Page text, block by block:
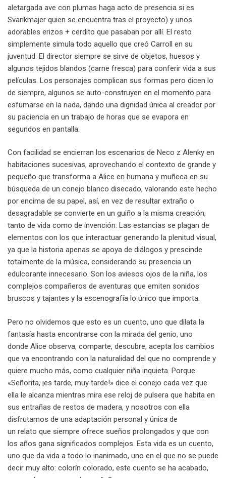
aletargada ave con plumas haga acto de presencia si es
Svankmajer quien se encuentra tras el proyecto) y unos
adorables erizos + cerdito que pasaban por allí. El resto
simplemente simula todo aquello que creó Carroll en su
juventud. El director siempre se sirve de objetos, huesos y
algunos tejidos blandos (carne fresca) para conferir vida a sus
películas. Los personajes complican sus formas pero dicen lo
de siempre, algunos se auto-construyen en el momento para
esfumarse en la nada, dando una dignidad única al creador por
su paciencia en un trabajo de horas que se evapora en
segundos en pantalla.
Con facilidad se encierran los escenarios de Neco z Alenky en
habitaciones sucesivas, aprovechando el contexto de grande y
pequeño que transforma a Alice en humana y muñeca en su
búsqueda de un conejo blanco disecado, valorando este hecho
por encima de su papel, así, en vez de resultar extraño o
desagradable se convierte en un guiño a la misma creación,
tanto de vida como de invención. Las estancias se plagan de
elementos con los que interactuar generando la plenitud visual,
ya que la historia apenas se apoya de diálogos y prescinde
totalmente de la música, considerando su presencia un
edulcorante innecesario. Son los aviesos ojos de la niña, los
complejos compañeros de aventuras que emiten sonidos
bruscos y tajantes y la escenografía lo único que importa.
Pero no olvidemos que esto es un cuento, uno que dilata la
fantasía hasta encontrarse con la mirada del genio, uno
donde Alice observa, comparte, descubre, acepta los cambios
que va encontrando con la naturalidad del que no comprende y
quiere mucho más, como cualquier niña inquieta. Porque
«Señorita, ¡es tarde, muy tarde!» dice el conejo cada vez que
ella le alcanza mientras mira ese reloj de pulsera que habita en
sus entrañas de restos de madera, y nosotros con ella
disfrutamos de una adaptación personal y única de
un relato que siempre ofrece sueños prolongados y que con
los años gana significados complejos. Esta vida es un cuento,
uno que da vida a todo lo inanimado, uno en el que no se puede
decir muy alto: colorín colorado, este cuento se ha acabado,